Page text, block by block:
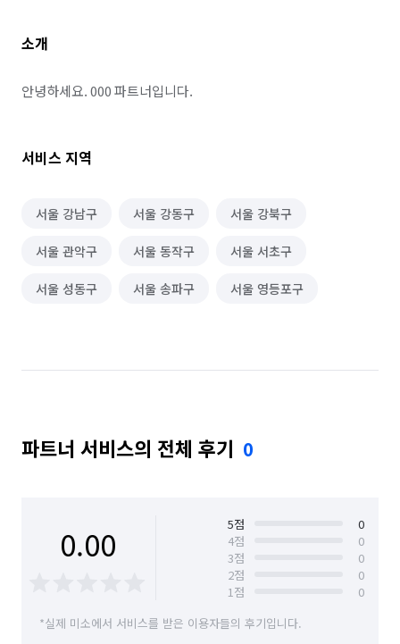
소개
안녕하세요. 000 파트너입니다.
서비스 지역
서울 강남구 서울 강동구 서울 강북구
서울 관악구 서울 동작구 서울 서초구
서울 성동구 서울 송파구 서울 영등포구
파트너 서비스의 전체 후기 0
0.00 5점
0
4점
0
3점
0
2점
0
1점
0
*실제 미소에서 서비스를 받은 이용자들의 후기입니다.